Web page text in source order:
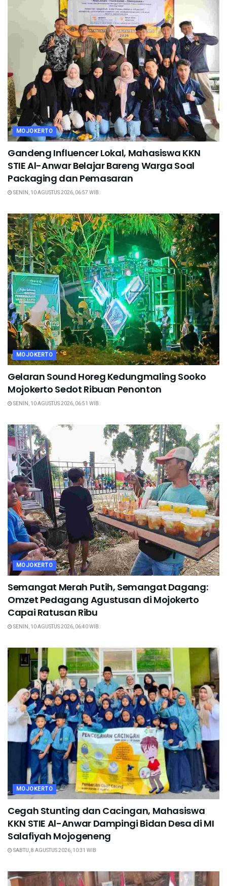
MOJOKERTO
Gandeng Influencer Lokal, Mahasiswa KKN
STIE Al-Anwar Belajar Bareng Warga Soal
Packaging dan Pemasaran
SENIN, 10 AGUSTUS 2026, 06:57 WIB
MOJOKERTO
Gelaran Sound Horeg Kedungmaling Sooko
Mojokerto Sedot Ribuan Penonton
SENIN, 10 AGUSTUS 2026, 06:51 WIB
MOJOKERTO
Semangat Merah Putih, Semangat Dagang:
Omzet Pedagang Agustusan di Mojokerto
Capai Ratusan Ribu
SENIN, 10 AGUSTUS 2026, 06:40 WIB
MOJOKERTO
Cegah Stunting dan Cacingan, Mahasiswa
KKN STIE Al-Anwar Dampingi Bidan Desa di MI
Salafiyah Mojogeneng
SABTU, 8 AGUSTUS 2026, 10:31 WIB